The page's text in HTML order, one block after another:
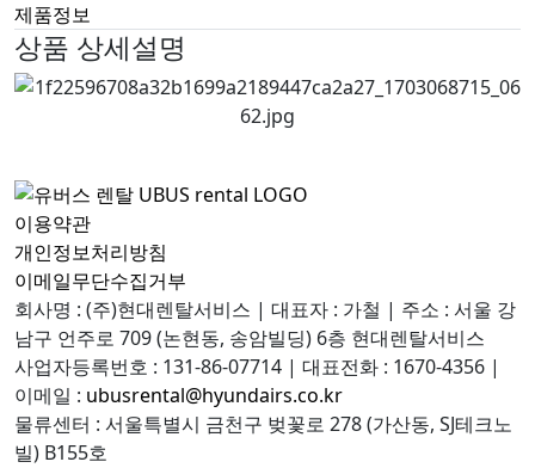
제품정보
상품 상세설명
이용약관
개인정보처리방침
이메일무단수집거부
회사명 : (주)현대렌탈서비스 | 대표자 : 가철 | 주소 : 서울 강
남구 언주로 709 (논현동, 송암빌딩) 6층 현대렌탈서비스
사업자등록번호 : 131-86-07714 | 대표전화 : 1670-4356 |
이메일 : ubusrental@hyundairs.co.kr
물류센터 : 서울특별시 금천구 벚꽃로 278 (가산동, SJ테크노
빌) B155호